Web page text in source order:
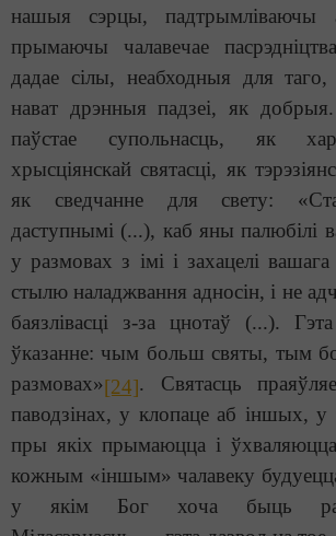
нашыя сэрцы, падтрымліваючы
прымаючы чалавечае
дадае сілы, неабходныя для
нават дрэнныя падзеі, як
паўстае супольнасць, як
хрысціянскай святасці, як
як сведчанне для свету:
даступнымі (...), каб яны палюбілі
у размовах з імі і захацелі
стылю наладжвання адносін, і не
баязлівасці з-за цнотаў (...).
ўказанне: чым больш святы, тым
размовах»[24]. Святасць
паводзінах, у клопаце аб іншых, у
пры якіх прымаюцца і
кожным «іншым» чалавеку
у якім Бог хоча быць